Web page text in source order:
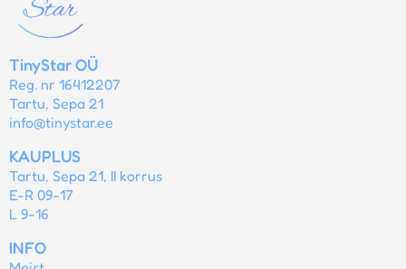
TinyStar OÜ
Reg. nr 16412207
Tartu, Sepa 21
info@tinystar.ee
KAUPLUS
Tartu, Sepa 21, II korrus
E-R 09-17
L 9-16
INFO